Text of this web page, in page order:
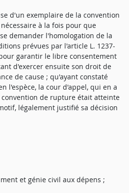
d'un exemplaire de la convention
à la fois pour que
demander l'homologation de la
prévues par l'article L. 1237-
garantir le libre consentement
d'exercer ensuite son droit de
de cause ; qu'ayant constaté
l'espèce, la cour d'appel, qui en a
de rupture était atteinte
légalement justifié sa décision
et génie civil aux dépens ;